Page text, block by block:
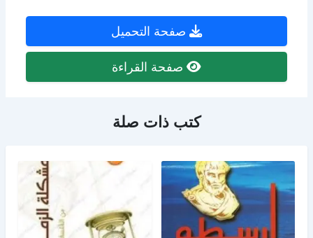
صفحة التحميل
صفحة القراءة
كتب ذات صلة